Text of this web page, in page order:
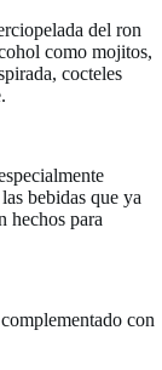
del ron
como mojitos,
cocteles
bebidas que ya
hechos para
con